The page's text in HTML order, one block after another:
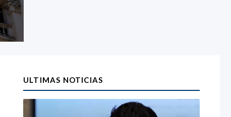
ULTIMAS NOTICIAS